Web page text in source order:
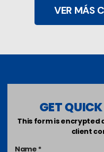
VER MÁS
GET
This form is
client
Name *